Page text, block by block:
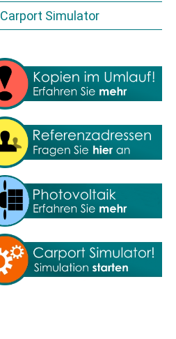
Carport Simulator